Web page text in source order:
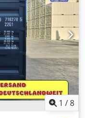
1 /8